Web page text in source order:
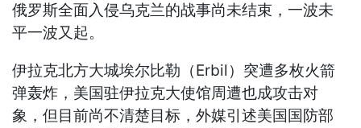
俄罗斯全面入侵乌克兰的战事尚未结束，一波未
平一波又起。
伊拉克北方大城埃尔比勒（Erbil）突遭多枚火箭
弹轰炸，美国驻伊拉克大使馆周遭也成攻击对
象，但目前尚不清楚目标，外媒引述美国国防部